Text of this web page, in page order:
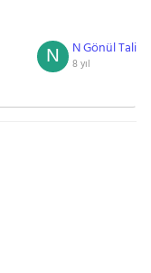
N Gönül Tali
8 yıl
N